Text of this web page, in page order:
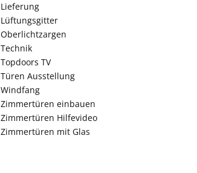
Lieferung
Lüftungsgitter
Oberlichtzargen
Technik
Topdoors TV
Türen Ausstellung
Windfang
Zimmertüren einbauen
Zimmertüren Hilfevideo
Zimmertüren mit Glas